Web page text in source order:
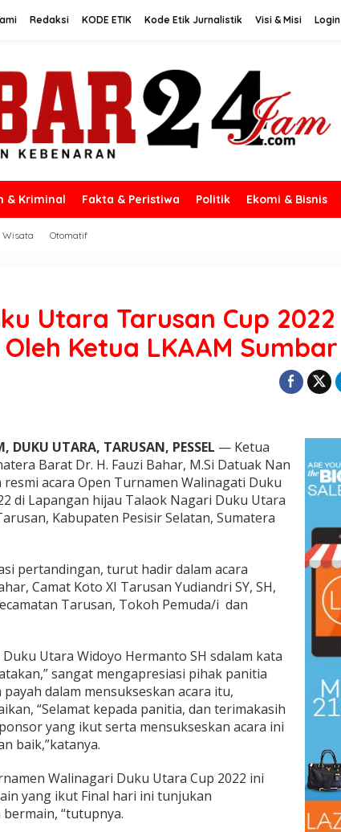
Redaksi KODE ETIK Kode Etik Jurnalistik Visi & Misi Login
& Kriminal Fakta & Peristiwa Politik Ekomi & Bisnis
Wisata Otomatif
Utara Tarusan Cup 2022
Ketua LKAAM Sumbar
DUKU UTARA, TARUSAN, PESSEL — Ketua
Barat Dr. H. Fauzi Bahar, M.Si Datuak Nan
acara Open Turnamen Walinagati Duku
di Lapangan hijau Talaok Nagari Duku Utara
Kabupaten Pesisir Selatan, Sumatera
pertandingan, turut hadir dalam acara
Camat Koto XI Tarusan Yudiandri SY, SH,
Tarusan, Tokoh Pemuda/i dan
Utara Widoyo Hermanto SH sdalam kata
sangat mengapresiasi pihak panitia
dalam mensukseskan acara itu,
“Selamat kepada panitia, dan terimakasih
yang ikut serta mensukseskan acara ini
baik,”katanya.
Walinagari Duku Utara Cup 2022 ini
yang ikut Final hari ini tunjukan
“tutupnya.